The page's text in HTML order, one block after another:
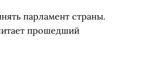
парламент страны.
прошедший